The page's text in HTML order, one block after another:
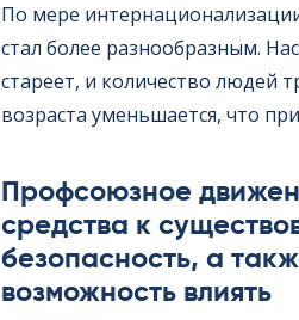
По мере
стал более разнообразным.
стареет, и количество людей
возраста уменьшается, что
Профсоюзное
средства к
безопасность, а
возможность влиять